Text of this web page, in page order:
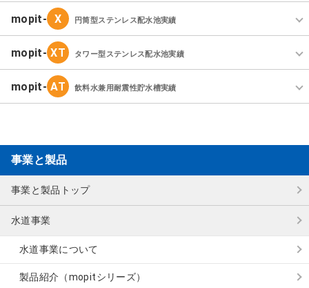
X 円筒型ステンレス配水池実績
XT タワー型ステンレス配水池実績
AT 飲料水兼用耐震性貯水槽実績
事業と製品
事業と製品トップ
水道事業
水道事業について
製品紹介（mopitシリーズ）